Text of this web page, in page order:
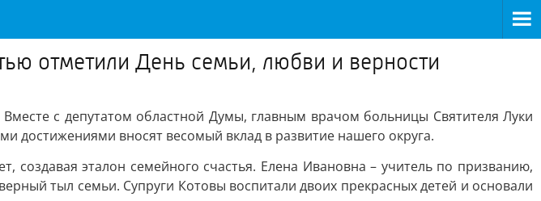
отметили День семьи, любви и верности
с депутатом областной Думы, главным врачом больницы Святителя Луки
достижениями вносят весомый вклад в развитие нашего округа.
создавая эталон семейного счастья. Елена Ивановна – учитель по призванию,
тыл семьи. Супруги Котовы воспитали двоих прекрасных детей и основали